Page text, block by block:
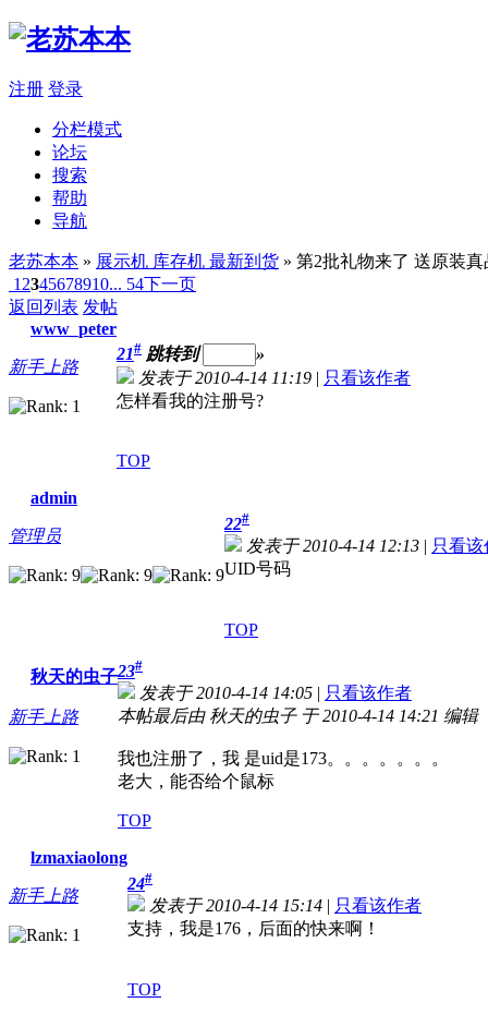
注册 登录
分栏模式
论坛
搜索
帮助
导航
老苏本本 » 展示机 库存机 最新到货 » 第2批礼物来了 送原装
1 2345678910... 54下一页
返回列表 发帖
www_peter
新手上路
21# 跳转到
»
发表于 2010-4-14 11:19 | 只看该作者
怎样看我的注册号?
TOP
admin
管理员
22#
发表于 2010-4-14 12:13 | 只看该
UID号码
TOP
秋天的虫子
新手上路
23#
发表于 2010-4-14 14:05 | 只看该作者
本帖最后由 秋天的虫子 于 2010-4-14 14:21 编辑
我也注册了，我 是uid是173。。。。。。。
老大，能否给个鼠标
TOP
lzmaxiaolong
新手上路
24#
发表于 2010-4-14 15:14 | 只看该作者
支持，我是176，后面的快来啊！
TOP